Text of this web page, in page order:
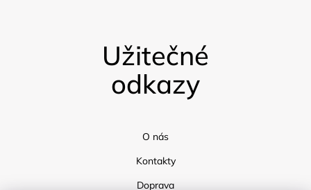
Užitečné
odkazy
O nás
Kontakty
Doprava